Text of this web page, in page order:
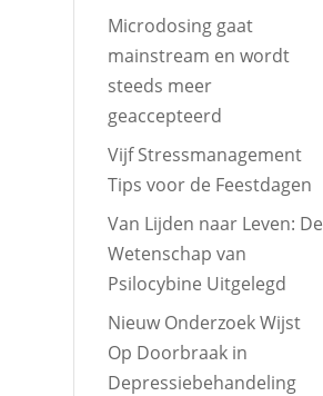
Microdosing gaat
mainstream en wordt
steeds meer
geaccepteerd
Vijf Stressmanagement
Tips voor de Feestdagen
Van Lijden naar Leven: De
Wetenschap van
Psilocybine Uitgelegd
Nieuw Onderzoek Wijst
Op Doorbraak in
Depressiebehandeling